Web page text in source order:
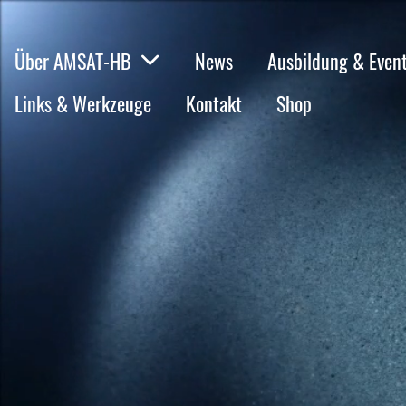
Über AMSAT-HB News
Ausbildung &
Links & Werkzeuge
Kontakt Shop